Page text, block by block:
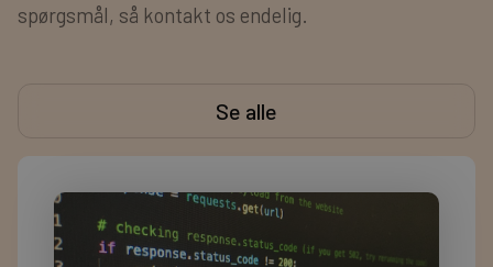
spørgsmål, så kontakt os endelig.
Se alle